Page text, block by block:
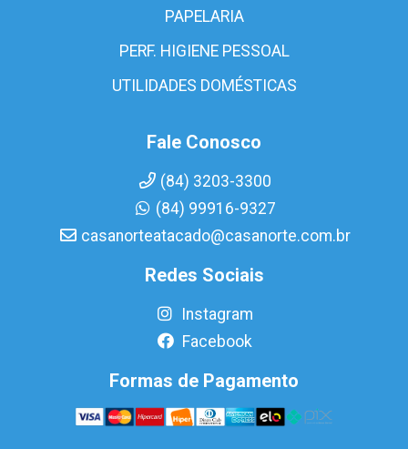
PAPELARIA
PERF. HIGIENE PESSOAL
UTILIDADES DOMÉSTICAS
Fale Conosco
(84) 3203-3300
(84) 99916-9327
casanorteatacado@casanorte.com.br
Redes Sociais
Instagram
Facebook
Formas de Pagamento